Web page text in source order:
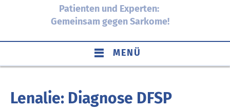
Patienten und Experten:
Gemeinsam gegen Sarkome!
MENÜ
Lenalie: Diagnose DFSP